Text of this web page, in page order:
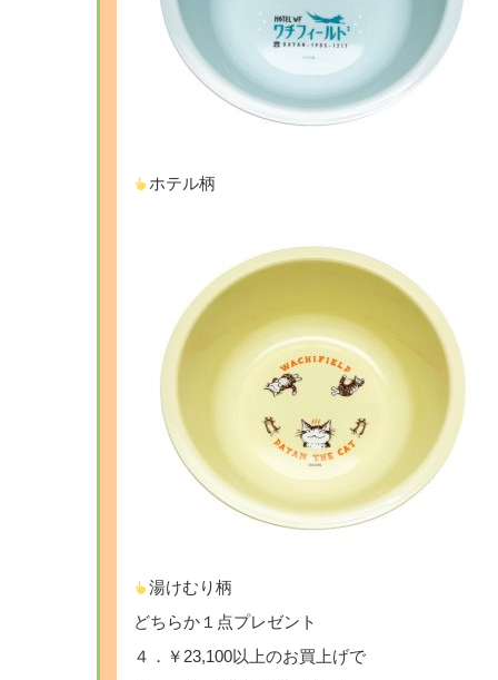
ホテル柄
湯けむり柄
どちらか１点プレゼント
４．￥23,100以上のお買上げで